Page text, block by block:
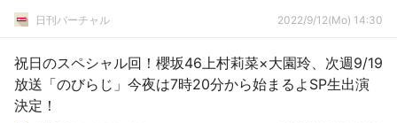
日刊バーチャル 2022/9/12(Mo) 14:30
祝日のスペシャル回！櫻坂46上村莉菜×大園玲、次週9/19
放送「のびらじ」今夜は7時20分から始まるよSP生出演
決定！